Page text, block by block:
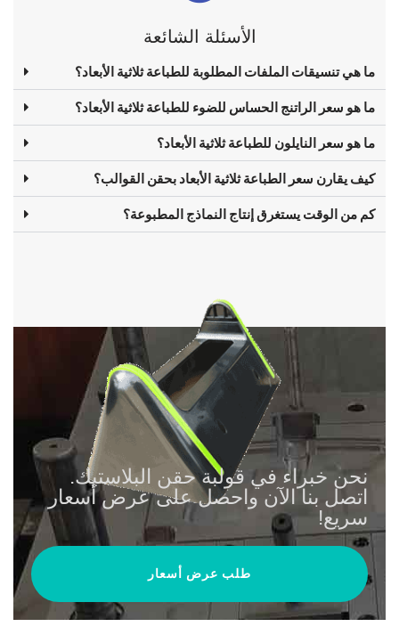
الأسئلة الشائعة
ما هي تنسيقات الملفات المطلوبة للطباعة ثلاثية الأبعاد؟
ما هو سعر الراتنج الحساس للضوء للطباعة ثلاثية الأبعاد؟
ما هو سعر النايلون للطباعة ثلاثية الأبعاد؟
كيف يقارن سعر الطباعة ثلاثية الأبعاد بحقن القوالب؟
كم من الوقت يستغرق إنتاج النماذج المطبوعة؟
نحن خبراء في قولبة حقن البلاستيك.
اتصل بنا الآن واحصل على عرض أسعار
سريع!
طلب عرض أسعار